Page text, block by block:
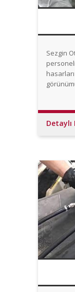
Sezgin
Detaylı